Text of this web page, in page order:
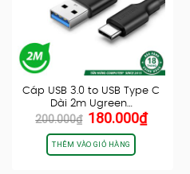
Cáp USB 3.0 to USB Type C
Dài 2m Ugreen…
200.000₫ Giá
gốc
là:
200.000₫.
180.000₫Giá
THÊM VÀO GIỎ HÀNG